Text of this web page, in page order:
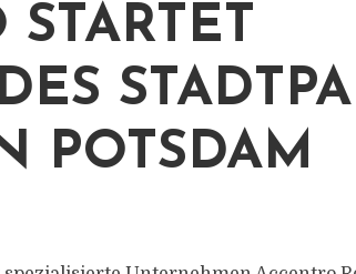
POTSDAM